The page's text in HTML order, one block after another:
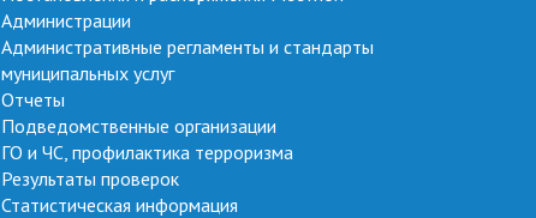
Администрации
Административные регламенты и стандарты
муниципальных услуг
Отчеты
Подведомственные организации
ГО и ЧС, профилактика терроризма
Результаты проверок
Статистическая информация